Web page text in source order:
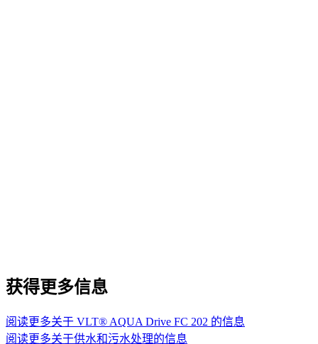
获得更多信息
阅读更多关于 VLT® AQUA Drive FC 202 的信息
阅读更多关于供水和污水处理的信息